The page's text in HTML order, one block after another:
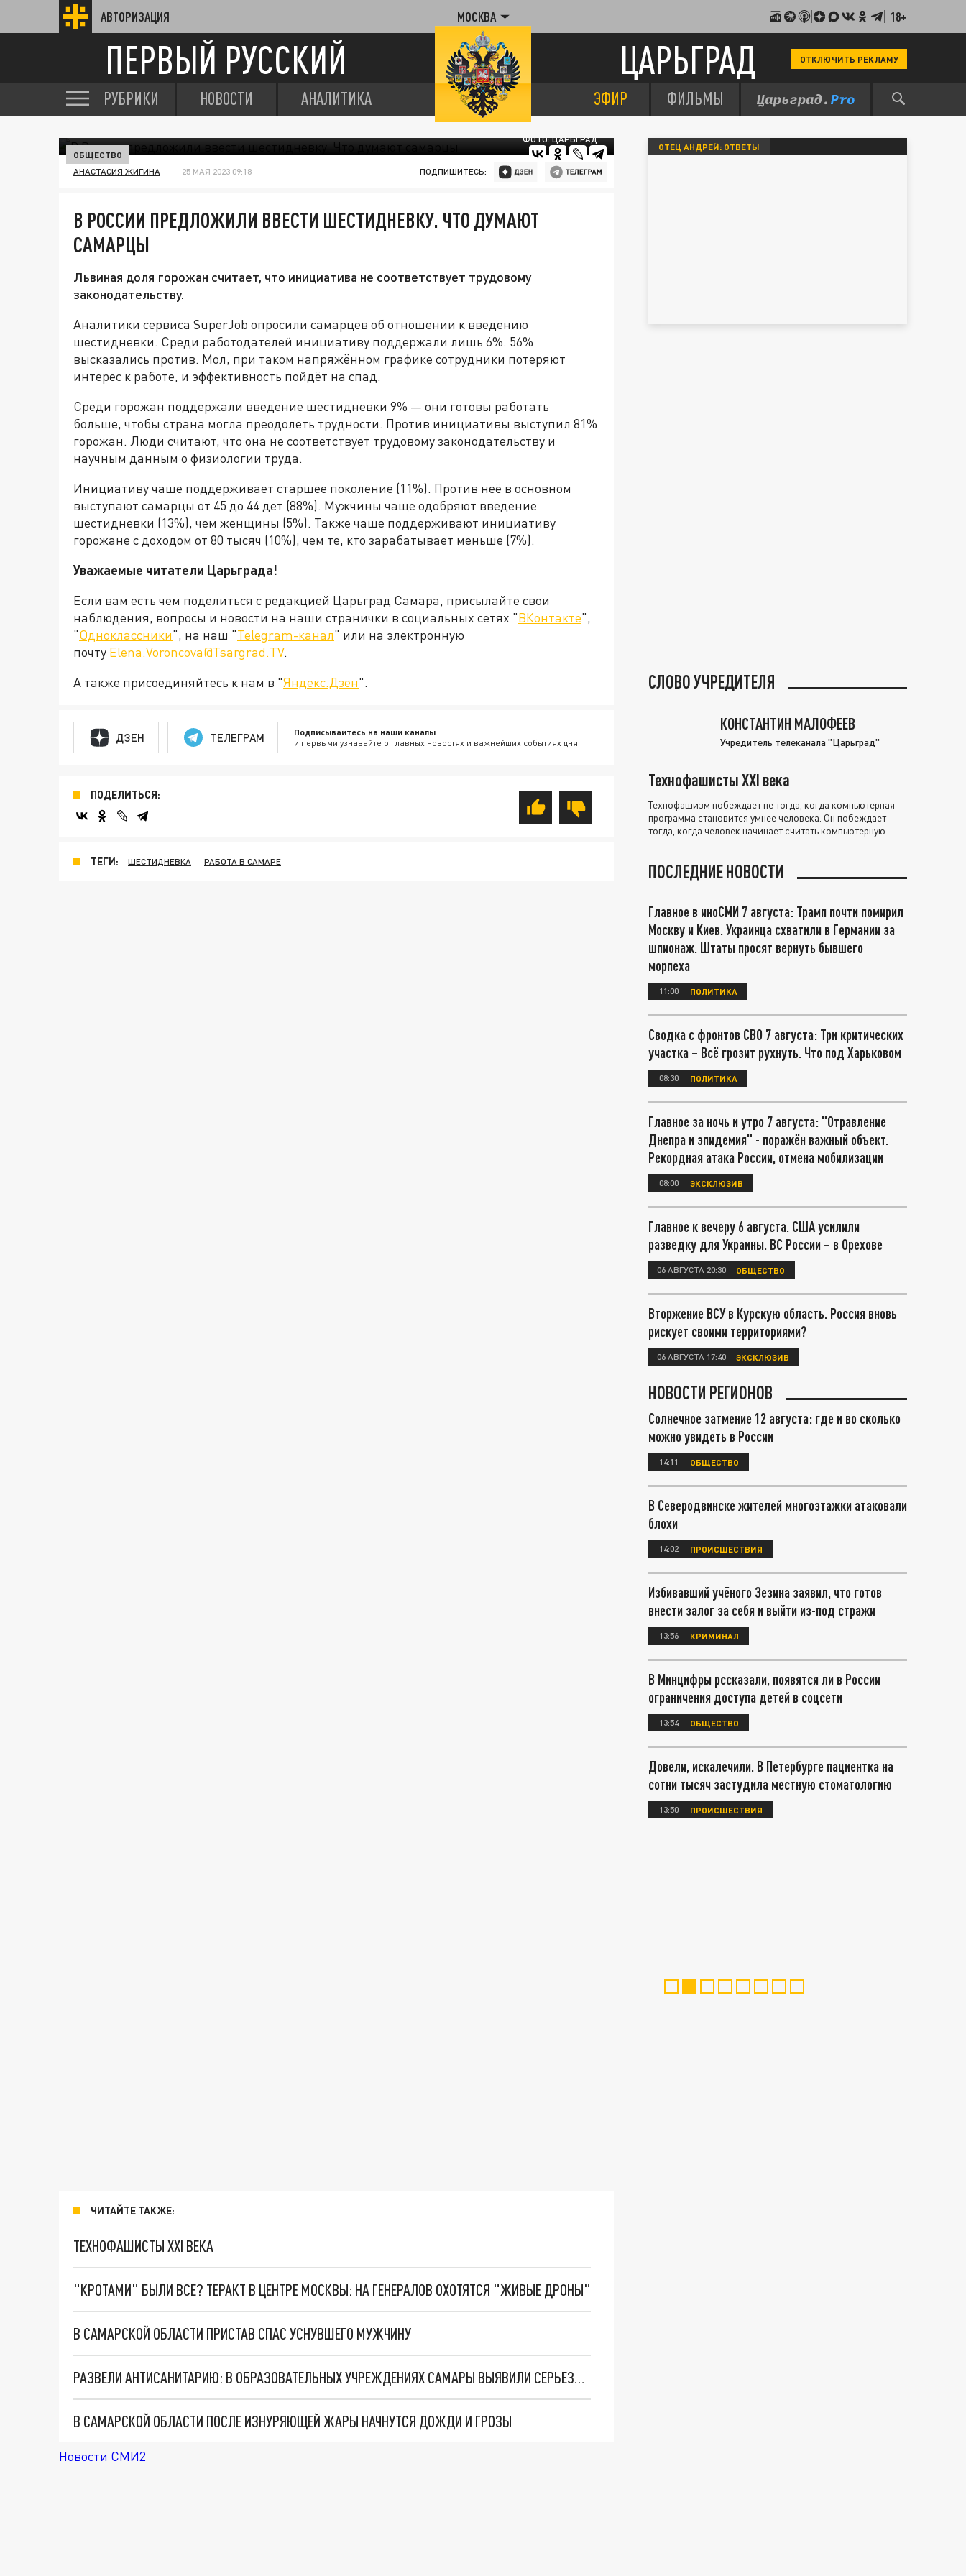
АВТОРИЗАЦИЯ МОСКВА 18+
ПЕРВЫЙ РУССКИЙ ЦАРЬГРАД ОТКЛЮЧИТЬ РЕКЛАМУ
РУБРИКИ НОВОСТИ АНАЛИТИКА ЭФИР ФИЛЬМЫ
ФОТО: ЦАРЬГРАД.
ОБЩЕСТВО
АНАСТАСИЯ ЖИГИНА 25 МАЯ 2023 09:18 ПОДПИШИТЕСЬ:
В РОССИИ ПРЕДЛОЖИЛИ ВВЕСТИ ШЕСТИДНЕВКУ. ЧТО ДУМАЮТ
САМАРЦЫ
Львиная доля горожан считает, что инициатива не соответствует трудовому
законодательству.
Аналитики сервиса SuperJob опросили самарцев об отношении к введению
шестидневки. Среди работодателей инициативу поддержали лишь 6%. 56%
высказались против. Мол, при таком напряжённом графике сотрудники потеряют
интерес к работе, и эффективность пойдёт на спад.
Среди горожан поддержали введение шестидневки 9% — они готовы работать
больше, чтобы страна могла преодолеть трудности. Против инициативы выступил 81%
горожан. Люди считают, что она не соответствует трудовому законодательству и
научным данным о физиологии труда.
Инициативу чаще поддерживает старшее поколение (11%). Против неё в основном
выступают самарцы от 45 до 44 дет (88%). Мужчины чаще одобряют введение
шестидневки (13%), чем женщины (5%). Также чаще поддерживают инициативу
горожане с доходом от 80 тысяч (10%), чем те, кто зарабатывает меньше (7%).
Уважаемые читатели Царьграда!
Если вам есть чем поделиться с редакцией Царьград Самара, присылайте свои
наблюдения, вопросы и новости на наши странички в социальных сетях "ВКонтакте",
"Одноклассники", на наш "Telegram-канал" или на электронную
почту Elena.Voroncova@Tsargrad.TV.
А также присоединяйтесь к нам в "Яндекс.Дзен".
ДЗЕН ТЕЛЕГРАМ Подписывайтесь на наши каналы
и первыми узнавайте о главных новостях и важнейших событиях дня.
ПОДЕЛИТЬСЯ:
ТЕГИ: ШЕСТИДНЕВКА РАБОТА В САМАРЕ
ЧИТАЙТЕ ТАКЖЕ:
ТЕХНОФАШИСТЫ XXI ВЕКА
"КРОТАМИ" БЫЛИ ВСЕ? ТЕРАКТ В ЦЕНТРЕ МОСКВЫ: НА ГЕНЕРАЛОВ ОХОТЯТСЯ "ЖИВЫЕ ДРОНЫ"
В САМАРСКОЙ ОБЛАСТИ ПРИСТАВ СПАС УСНУВШЕГО МУЖЧИНУ
РАЗВЕЛИ АНТИСАНИТАРИЮ: В ОБРАЗОВАТЕЛЬНЫХ УЧРЕЖДЕНИЯХ САМАРЫ ВЫЯВИЛИ СЕРЬЕЗНЫЕ НАРУШЕНИЯ
В САМАРСКОЙ ОБЛАСТИ ПОСЛЕ ИЗНУРЯЮЩЕЙ ЖАРЫ НАЧНУТСЯ ДОЖДИ И ГРОЗЫ
Новости СМИ2
ОТЕЦ АНДРЕЙ: ОТВЕТЫ
СЛОВО УЧРЕДИТЕЛЯ
КОНСТАНТИН МАЛОФЕЕВ
Учредитель телеканала "Царьград"
Технофашисты XXI века
Технофашизм побеждает не тогда, когда компьютерная
программа становится умнее человека. Он побеждает
тогда, когда человек начинает считать компьютерную
ПОСЛЕДНИЕ НОВОСТИ
Главное в иноСМИ 7 августа: Трамп почти помирил
Москву и Киев. Украинца схватили в Германии за
шпионаж. Штаты просят вернуть бывшего
морпеха
11:00 ПОЛИТИКА
Сводка с фронтов СВО 7 августа: Три критических
участка – Всё грозит рухнуть. Что под Харьковом
08:30 ПОЛИТИКА
Главное за ночь и утро 7 августа: "Отравление
Днепра и эпидемия" - поражён важный объект.
Рекордная атака России, отмена мобилизации
08:00 ЭКСКЛЮЗИВ
Главное к вечеру 6 августа. США усилили
разведку для Украины. ВС России – в Орехове
06 АВГУСТА 20:30 ОБЩЕСТВО
Вторжение ВСУ в Курскую область. Россия вновь
рискует своими территориями?
06 АВГУСТА 17:40 ЭКСКЛЮЗИВ
НОВОСТИ РЕГИОНОВ
Солнечное затмение 12 августа: где и во сколько
можно увидеть в России
14:11 ОБЩЕСТВО
В Северодвинске жителей многоэтажки атаковали
блохи
14:02 ПРОИСШЕСТВИЯ
Избивавший учёного Зезина заявил, что готов
внести залог за себя и выйти из-под стражи
13:56 КРИМИНАЛ
В Минцифры рссказали, появятся ли в России
ограничения доступа детей в соцсети
13:54 ОБЩЕСТВО
Довели, искалечили. В Петербурге пациентка на
сотни тысяч застудила местную стоматологию
13:50 ПРОИСШЕСТВИЯ